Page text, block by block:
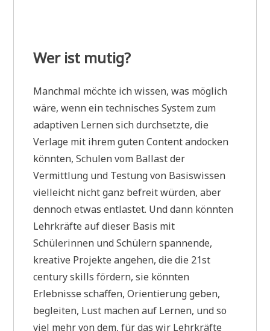
Wer ist mutig?
Manchmal möchte ich wissen, was möglich
wäre, wenn ein technisches System zum
adaptiven Lernen sich durchsetzte, die
Verlage mit ihrem guten Content andocken
könnten, Schulen vom Ballast der
Vermittlung und Testung von Basiswissen
vielleicht nicht ganz befreit würden, aber
dennoch etwas entlastet. Und dann könnten
Lehrkräfte auf dieser Basis mit
Schülerinnen und Schülern spannende,
kreative Projekte angehen, die die 21st
century skills fördern, sie könnten
Erlebnisse schaffen, Orientierung geben,
begleiten, Lust machen auf Lernen, und so
viel mehr von dem, für das wir Lehrkräfte